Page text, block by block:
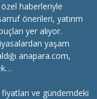
haberleriyle
önerileri, yatırım
yer alıyor.
yaşam
anapara.com,
ve gündemdeki